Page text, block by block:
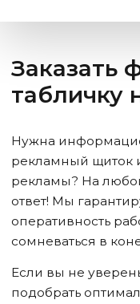
Заказать
табличку
Нужна
рекламный щиток
рекламы? На
ответ! Мы
оперативность
сомневаться в
Если вы не
подобрать